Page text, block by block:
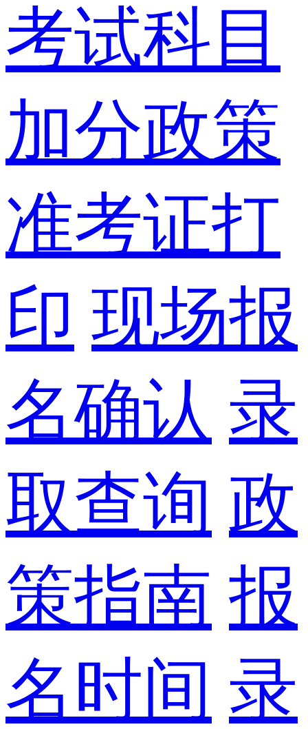
考试科目
加分政策
准考证打
印 现场报
名确认 录
取查询 政
策指南 报
名时间 录